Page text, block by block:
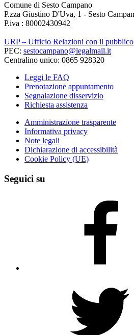
Comune di Sesto Campano
P.zza Giustino D'Uva, 1 - Sesto
P.iva : 80002430942
URP – Ufficio Relazioni con il pubblico
PEC: sestocampano@legalmail.it
Centralino unico: 0865 928320
Leggi le FAQ
Prenotazione appuntamento
Segnalazione disservizio
Richiesta assistenza
Amministrazione trasparente
Informativa privacy
Note legali
Dichiarazione di accessibilità
Cookie Policy (UE)
Seguici su